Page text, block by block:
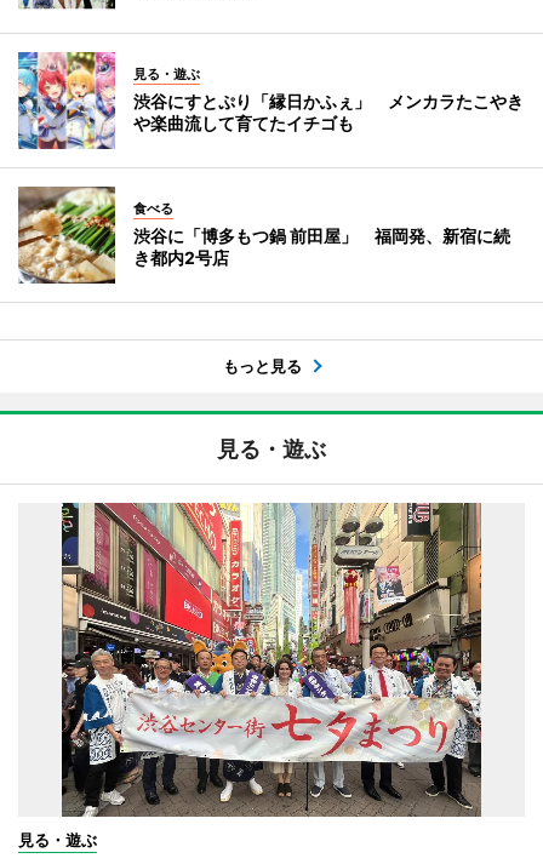
見る・遊ぶ
渋谷にすとぷり「縁日かふぇ」 メンカラたこやき
や楽曲流して育てたイチゴも
食べる
渋谷に「博多もつ鍋 前田屋」 福岡発、新宿に続
き都内2号店
もっと見る
見る・遊ぶ
見る・遊ぶ